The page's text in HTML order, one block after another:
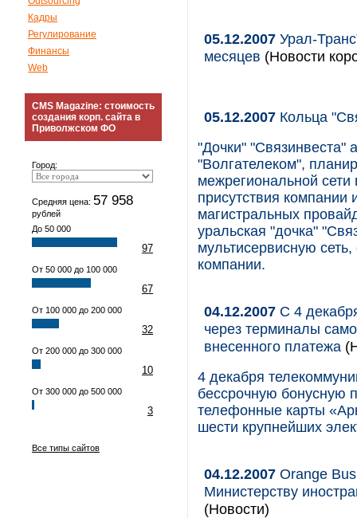
Кадры
Регулирование
Финансы
Web
CMS Magazine: стоимость
создания корп. сайта в
Приволжском ФО
Город:
Средняя цена: 57 958
рублей
До 50 000
97
От 50 000 до 100 000
67
От 100 000 до 200 000
32
От 200 000 до 300 000
10
От 300 000 до 500 000
3
Все типы сайтов
05.12.2007 Урал-
месяцев (Новости
05.12.2007 Кольца
"Дочки" "Связинвеста"
"Волгателеком",
межрегиональной
присутствия компании
магистральных
уральская "дочка"
мультисервисную
компании.
04.12.2007 С 4
через терминалы
внесенного платежа
4 декабря
бессрочную бонусную
телефонные карты
шести крупнейших
04.12.2007 Orange
Министерству
(Новости)